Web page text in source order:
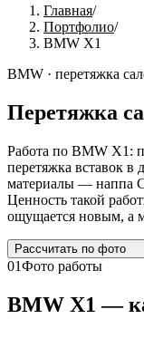
Главная/
Портфолио/
BMW X1
BMW · перетяжка
Перетяжка
Работа по BMW X1:
перетяжка вставок в
материалы — наппа
Ценность такой
ощущается новым, а
Рассчитать по фото
01Фото работы
BMW X1 —